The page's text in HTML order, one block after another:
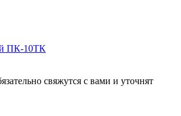
ПК-10ТК
свяжутся с вами и уточнят